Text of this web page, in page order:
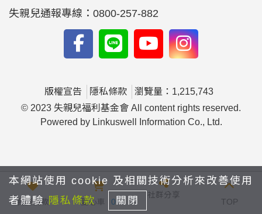
失親兒通報專線：0800-257-882
版權宣告 隱私條款
瀏覽量：1,215,743
© 2023 失親兒福利基金會 All content rights reserved.
Powered by Linkuswell Information Co., Ltd.
我要捐款 愛心車 0
社群分享
TOP
本網站使用 cookie 及相關技術分析來改善使用
者體驗 隱私條款 關閉
yfyfyy